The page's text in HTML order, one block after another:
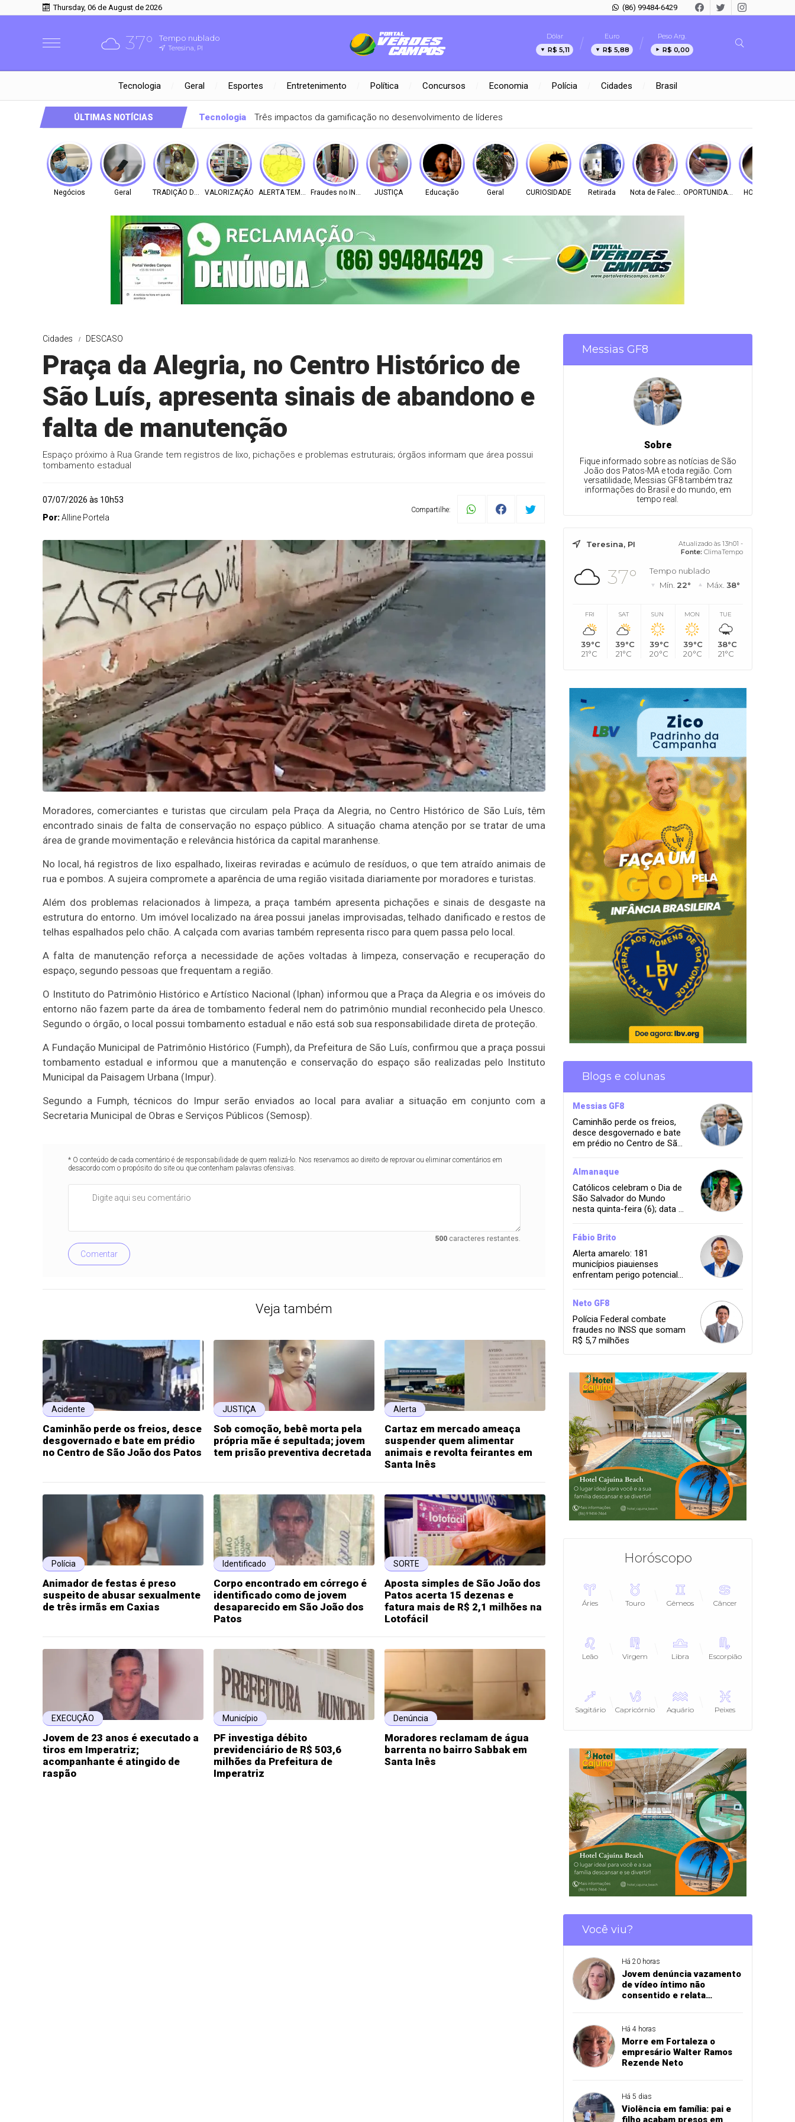
Thursday, 06 de August de 2026 (86) 99484-6429
37° Tempo nublado
Teresina, PI
Dólar
R$ 5,11
Euro
R$ 5,88
Peso Arg.
R$ 0,00
Tecnologia Geral Esportes Entretenimento Política Concursos Economia Polícia Cidades Brasil
ÚLTIMAS NOTÍCIAS Tecnologia Três impactos da gamificação no desenvolvimento de líderes
Negócios Geral TRADIÇÃO DE FÉVALORIZAÇÃO ALERTA TEMPO Fraudes no INSS JUSTIÇA Educação Geral CURIOSIDADE Retirada Nota de FalecimentoOPORTUNIDADE HOMICÍDIO
Cidades DESCASO
Praça da Alegria, no Centro Histórico de
São Luís, apresenta sinais de abandono e
falta de manutenção
Espaço próximo à Rua Grande tem registros de lixo, pichações e problemas estruturais; órgãos informam que área possui
tombamento estadual
07/07/2026 às 10h53
Por:Alline Portela
Compartilhe:
Moradores, comerciantes e turistas que circulam pela Praça da Alegria, no Centro Histórico de São Luís, têm
encontrado sinais de falta de conservação no espaço público. A situação chama atenção por se tratar de uma
área de grande movimentação e relevância histórica da capital maranhense.
No local, há registros de lixo espalhado, lixeiras reviradas e acúmulo de resíduos, o que tem atraído animais de
rua e pombos. A sujeira compromete a aparência de uma região visitada diariamente por moradores e turistas.
Além dos problemas relacionados à limpeza, a praça também apresenta pichações e sinais de desgaste na
estrutura do entorno. Um imóvel localizado na área possui janelas improvisadas, telhado danificado e restos de
telhas espalhados pelo chão. A calçada com avarias também representa risco para quem passa pelo local.
A falta de manutenção reforça a necessidade de ações voltadas à limpeza, conservação e recuperação do
espaço, segundo pessoas que frequentam a região.
O Instituto do Patrimônio Histórico e Artístico Nacional (Iphan) informou que a Praça da Alegria e os imóveis do
entorno não fazem parte da área de tombamento federal nem do patrimônio mundial reconhecido pela Unesco.
Segundo o órgão, o local possui tombamento estadual e não está sob sua responsabilidade direta de proteção.
A Fundação Municipal de Patrimônio Histórico (Fumph), da Prefeitura de São Luís, confirmou que a praça possui
tombamento estadual e informou que a manutenção e conservação do espaço são realizadas pelo Instituto
Municipal da Paisagem Urbana (Impur).
Segundo a Fumph, técnicos do Impur serão enviados ao local para avaliar a situação em conjunto com a
Secretaria Municipal de Obras e Serviços Públicos (Semosp).
* O conteúdo de cada comentário é de responsabilidade de quem realizá-lo. Nos reservamos ao direito de reprovar ou eliminar comentários em
desacordo com o propósito do site ou que contenham palavras ofensivas.
500caracteres restantes.
Comentar
Veja também
Acidente
Caminhão perde os freios, desce
desgovernado e bate em prédio
no Centro de São João dos Patos
JUSTIÇA
Sob comoção, bebê morta pela
própria mãe é sepultada; jovem
tem prisão preventiva decretada
Alerta
Cartaz em mercado ameaça
suspender quem alimentar
animais e revolta feirantes em
Santa Inês
Polícia
Animador de festas é preso
suspeito de abusar sexualmente
de três irmãs em Caxias
Identificado
Corpo encontrado em córrego é
identificado como de jovem
desaparecido em São João dos
Patos
SORTE
Aposta simples de São João dos
Patos acerta 15 dezenas e
fatura mais de R$ 2,1 milhões na
Lotofácil
EXECUÇÃO
Jovem de 23 anos é executado a
tiros em Imperatriz;
acompanhante é atingido de
raspão
Município
PF investiga débito
previdenciário de R$ 503,6
milhões da Prefeitura de
Imperatriz
Denúncia
Moradores reclamam de água
barrenta no bairro Sabbak em
Santa Inês
Messias GF8
Sobre
Fique informado sobre as notícias de São
João dos Patos-MA e toda região. Com
versatilidade, Messias GF8 também traz
informações do Brasil e do mundo, em
tempo real.
Teresina, PI
Atualizado às 13h01 -
Fonte: ClimaTempo
37°
Tempo nublado
Mín. 22° Máx. 38°
FRI
39°C
21°C
SAT
39°C
21°C
SUN
39°C
20°C
MON
39°C
20°C
TUE
38°C
21°C
Blogs e colunas
Messias GF8
Caminhão perde os freios,
desce desgovernado e bate
em prédio no Centro de São
Almanaque
Católicos celebram o Dia de
São Salvador do Mundo
nesta quinta-feira (6); data é
Fábio Brito
Alerta amarelo: 181
municípios piauienses
enfrentam perigo potencial
Neto GF8
Polícia Federal combate
fraudes no INSS que somam
R$ 5,7 milhões
Horóscopo
Áries Touro Gêmeos Câncer
Leão Virgem Libra Escorpião
Sagitário Capricórnio Aquário Peixes
Você viu?
Há 20 horas
Jovem denúncia vazamento
de vídeo íntimo não
consentido e relata
Há 4 horas
Morre em Fortaleza o
empresário Walter Ramos
Rezende Neto
Há 5 dias
Violência em família: pai e
filho acabam presos em